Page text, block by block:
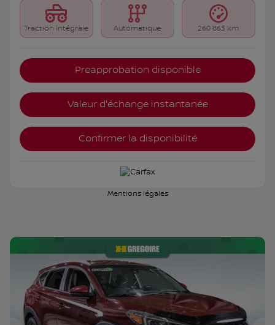
Traction intégrale Automatique 260 863 km
Preapprobation disponible
Valeur d'échange instantanée
Confirmer la disponibilité
Mentions légales